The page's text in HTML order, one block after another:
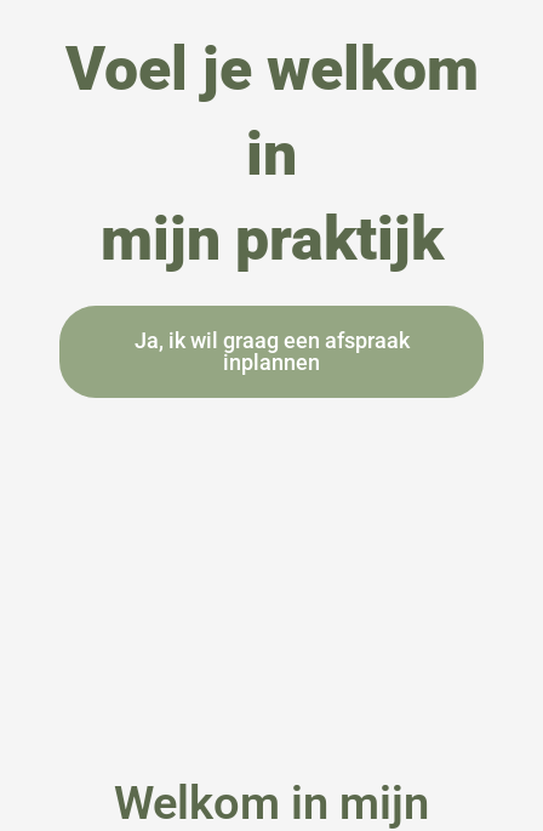
Voel je welkom
in
mijn praktijk
Ja, ik wil graag een afspraak
inplannen
Welkom in mijn